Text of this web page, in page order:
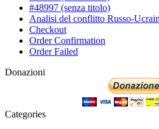
#48997 (senza titolo)
Analisi del conflitto Russo-
Checkout
Order Confirmation
Order Failed
Donazioni
Categories